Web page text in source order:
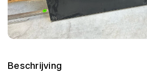
Beschrijving